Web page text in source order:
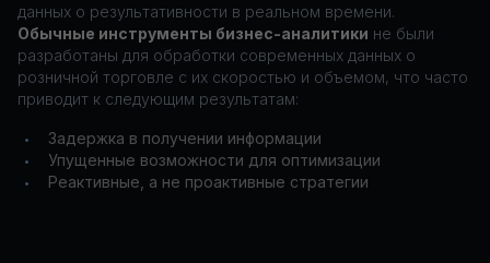
данных о результативности в реальном времени.
Обычные инструменты бизнес-аналитики не были
разработаны для обработки современных данных о
розничной торговле с их скоростью и объемом, что часто
приводит к следующим результатам:
• Задержка в получении информации
• Упущенные возможности для оптимизации
• Реактивные, а не проактивные стратегии